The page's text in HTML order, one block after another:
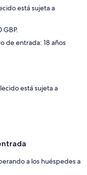
está sujeta a
de entrada: 18 años
está sujeta a
a los huéspedes a